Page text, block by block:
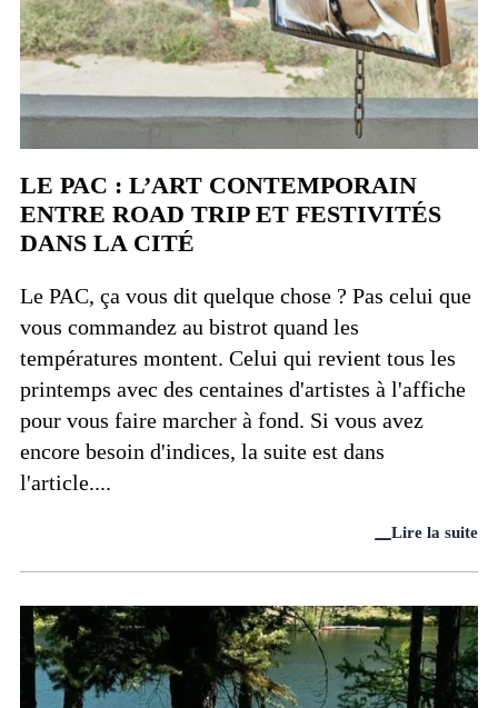
LE PAC : L’ART CONTEMPORAIN
ENTRE ROAD TRIP ET FESTIVITÉS
DANS LA CITÉ
Le PAC, ça vous dit quelque chose ? Pas celui que
vous commandez au bistrot quand les
températures montent. Celui qui revient tous les
printemps avec des centaines d'artistes à l'affiche
pour vous faire marcher à fond. Si vous avez
encore besoin d'indices, la suite est dans
l'article....
Lire la suite